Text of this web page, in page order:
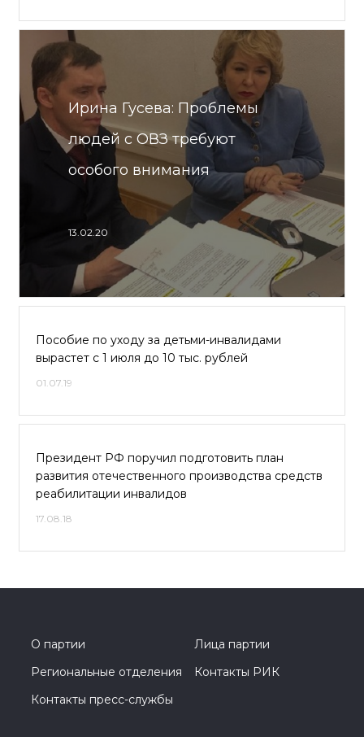
Ирина Гусева: Проблемы
людей с ОВЗ требуют
особого внимания
13.02.20
Пособие по уходу за детьми-инвалидами
вырастет с 1 июля до 10 тыс. рублей
01.07.19
Президент РФ поручил подготовить план
развития отечественного производства средств
реабилитации инвалидов
17.08.18
О партии
Лица партии
Региональные отделения
Контакты РИК
Контакты пресс-службы